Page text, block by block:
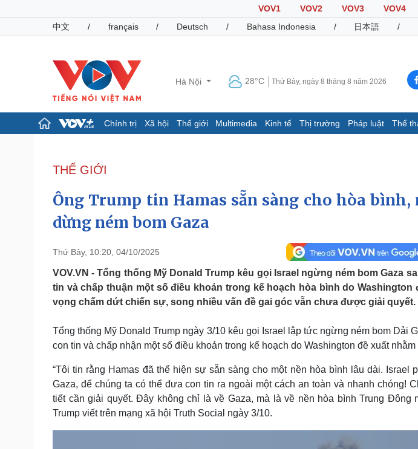
VOV1 VOV2 VOV3 VOV4
中文
/ français / Deutsch / Bahasa Indonesia / 日本語 /
Hà Nội 28°C Thứ Bảy, ngày 8 tháng 8 năm 2026
Chính trị Xã hội Thế giới Multimedia Kinh tế Thị trường Pháp luật Thể
Đảng
Tổ chức nhân sự
Quốc hội
Nhận diện sự thật
Dấu ấn VOV
Việc làm
Biển đảo
Pháp luật
Tin nóng
Tư vấn luật
Việt Nam
Phân tích
Thể thao
Lịch thi đấu bóng đá
Thế giới thể thao
eSports
Sức khỏe
Dinh dưỡng - món ngon
Cây thuốc
Sản phụ khoa
Nhi khoa
Nam khoa
Làm đẹp - giảm cân
Phòng mạch online
Đời sống
Blog
Tình yêu - Gia đình
Văn hóa
Sân khấu - Điện ảnh
Văn học
Âm nhạc
Di sản
THẾ GIỚI
Ông Trump tin Hamas sẵn sàng cho hòa
dừng ném bom Gaza
Thứ Bảy, 10:20, 04/10/2025
VOV.VN - Tổng thống Mỹ Donald Trump kêu gọi Israel ngừng ném bom Gaza
tin và chấp thuận một số điều khoản trong kế hoạch hòa bình do
vọng chấm dứt chiến sự, song nhiều vấn đề gai góc vẫn chưa được giải quyết.
Tổng thống Mỹ Donald Trump ngày 3/10 kêu gọi Israel lập tức ngừng ném bom Dải
con tin và chấp nhận một số điều khoản trong kế hoạch do Washington đề xuất
“Tôi tin rằng Hamas đã thể hiện sự sẵn sàng cho một nền hòa bình lâu dài. Israel
Gaza, để chúng ta có thể đưa con tin ra ngoài một cách an toàn và nhanh chóng!
tiết cần giải quyết. Đây không chỉ là về Gaza, mà là về nền hòa bình Trung Đông
Trump viết trên mạng xã hội Truth Social ngày 3/10.